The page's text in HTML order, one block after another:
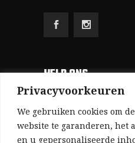
Privacyvoorkeuren
We gebruiken cookies om
website te garanderen, het
en u gepersonaliseerde
HELP ONS
Aangezien we volledig
(zonder subsidies,
advertenties en zonder